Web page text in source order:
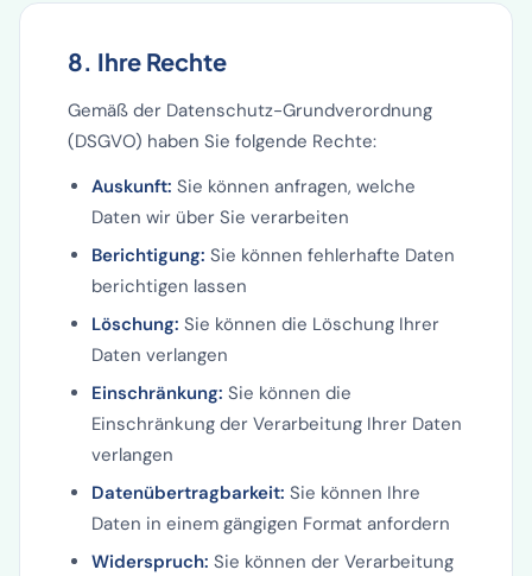
8. Ihre Rechte
Gemäß der Datenschutz-Grundverordnung
(DSGVO) haben Sie folgende Rechte:
Auskunft: Sie können anfragen, welche
Daten wir über Sie verarbeiten
Berichtigung: Sie können fehlerhafte Daten
berichtigen lassen
Löschung: Sie können die Löschung Ihrer
Daten verlangen
Einschränkung: Sie können die
Einschränkung der Verarbeitung Ihrer Daten
verlangen
Datenübertragbarkeit: Sie können Ihre
Daten in einem gängigen Format anfordern
Widerspruch: Sie können der Verarbeitung